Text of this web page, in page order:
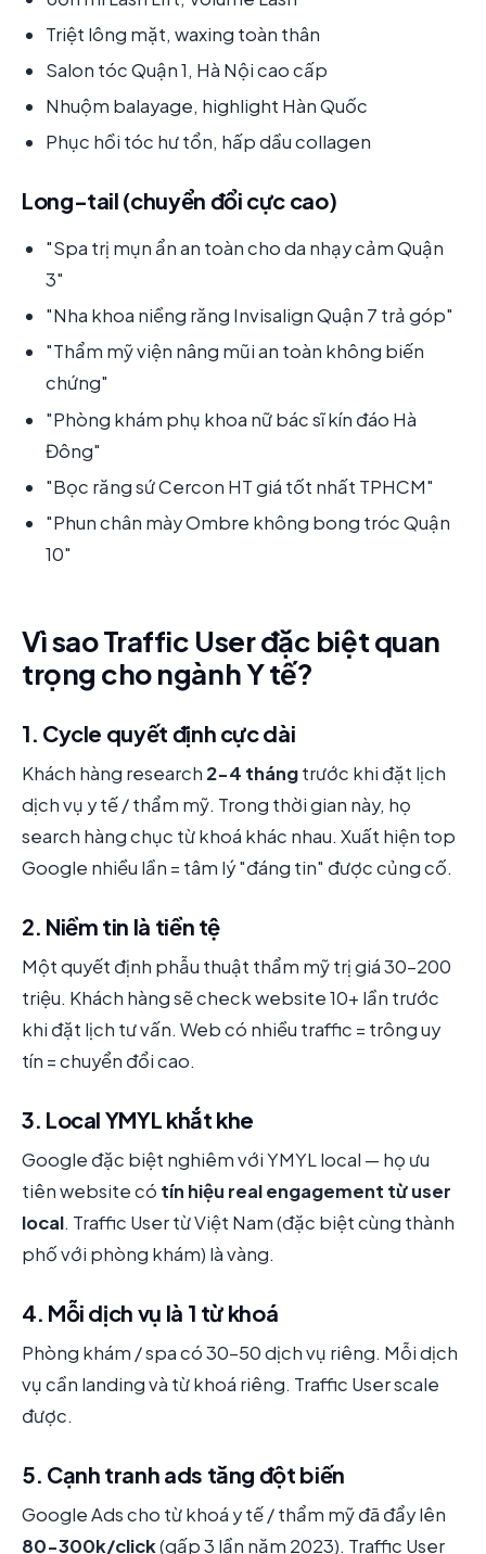
Triệt lông mặt, waxing toàn thân
Salon tóc Quận 1, Hà Nội cao cấp
Nhuộm balayage, highlight Hàn Quốc
Phục hồi tóc hư tổn, hấp dầu collagen
Long-tail (chuyển đổi cực cao)
"Spa trị mụn ẩn an toàn cho da nhạy cảm Quận
3"
"Nha khoa niềng răng Invisalign Quận 7 trả góp"
"Thẩm mỹ viện nâng mũi an toàn không biến
chứng"
"Phòng khám phụ khoa nữ bác sĩ kín đáo Hà
Đông"
"Bọc răng sứ Cercon HT giá tốt nhất TPHCM"
"Phun chân mày Ombre không bong tróc Quận
10"
Vì sao Traffic User đặc biệt quan
trọng cho ngành Y tế?
1. Cycle quyết định cực dài
Khách hàng research 2-4 thángtrước khi đặt lịch
dịch vụ y tế / thẩm mỹ. Trong thời gian này, họ
search hàng chục từ khoá khác nhau. Xuất hiện top
Google nhiều lần = tâm lý "đáng tin" được củng cố.
2. Niềm tin là tiền tệ
Một quyết định phẫu thuật thẩm mỹ trị giá 30-200
triệu. Khách hàng sẽ check website 10+ lần trước
khi đặt lịch tư vấn. Web có nhiều traffic = trông uy
tín = chuyển đổi cao.
3. Local YMYL khắt khe
Google đặc biệt nghiêm với YMYL local — họ ưu
tiên website có tín hiệu real engagement từ user
local. Traffic User từ Việt Nam (đặc biệt cùng thành
phố với phòng khám) là vàng.
4. Mỗi dịch vụ là 1 từ khoá
Phòng khám / spa có 30-50 dịch vụ riêng. Mỗi dịch
vụ cần landing và từ khoá riêng. Traffic User scale
được.
5. Cạnh tranh ads tăng đột biến
Google Ads cho từ khoá y tế / thẩm mỹ đã đẩy lên
80-300k/click(gấp 3 lần năm 2023). Traffic User